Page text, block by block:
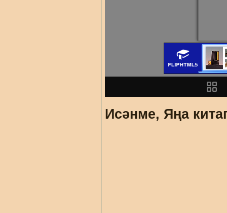
Исәнме, Яңа